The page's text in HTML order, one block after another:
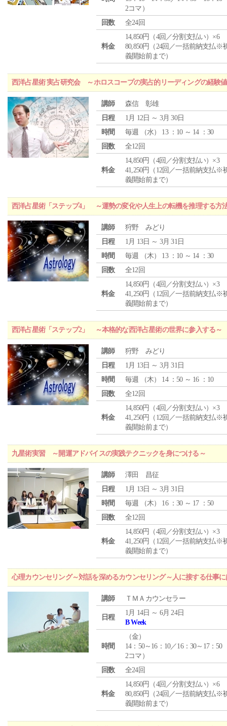
2コマ）
回数
全24回
料金
14,850円（4回／分割支払い）×6
80,850円（24回／一括前納支払※
義開始前まで）
西洋占星術 実占研究会 ～ホロスコープの実占的リーディングの経験
講師
森信 彰雄
日程
1月 12日 ～ 3月 30日
時間
毎週 （水） 13 ：10 ～ 14 ：30
回数
全12回
料金
14,850円（4回／分割支払い）×3
41,250円（12回／一括前納支払※
義開始前まで）
西洋占星術「ステップ4」 ～運勢の変化や人生上の転機を推理する方
講師
狩野 みどり
日程
1月 13日 ～ 3月 31日
時間
毎週 （木） 13 ：10 ～ 14 ：30
回数
全12回
料金
14,850円（4回／分割支払い）×3
41,250円（12回／一括前納支払※
義開始前まで）
西洋占星術「ステップ2」 ～本格的な西洋占星術の世界に参入する～
講師
狩野 みどり
日程
1月 13日 ～ 3月 31日
時間
毎週 （木） 14 ：50 ～ 16 ：10
回数
全12回
料金
14,850円（4回／分割支払い）×3
41,250円（12回／一括前納支払※
義開始前まで）
九星術実習 ～開運アドバイスの実践テクニックを身につける～
講師
澤田 昌征
日程
1月 13日 ～ 3月 31日
時間
毎週 （木） 16 ：30 ～ 17 ：50
回数
全12回
料金
14,850円（4回／分割支払い）×3
41,250円（12回／一括前納支払※
義開始前まで）
心理カウンセリング～対話を深めるカウンセリング～人に接する仕事
講師 ＴＭＡカウンセラー
日程
1月 14日 ～ 6月 24日
B Week
時間
（金）
14：50～16：10／16：30～17：50
2コマ）
回数
全24回
料金
14,850円（4回／分割支払い）×6
80,850円（24回／一括前納支払※
義開始前まで）